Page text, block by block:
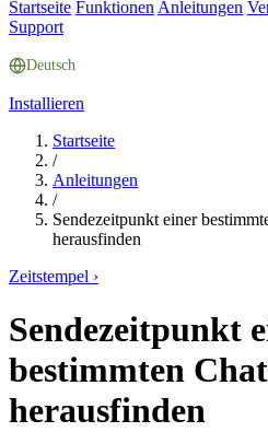
Startseite Funktionen Anleitungen
Support
Deutsch
Installieren
Startseite
/
Anleitungen
/
Sendezeitpunkt einer
herausfinden
Zeitstempel ›
Sendezeitpunkt
bestimmten
herausfinden